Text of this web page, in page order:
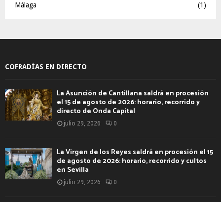
Málaga
(1)
COFRADÍAS EN DIRECTO
La Asunción de Cantillana saldrá en procesión
el 15 de agosto de 2026: horario, recorrido y
directo de Onda Capital
julio 29, 2026 0
La Virgen de los Reyes saldrá en procesión el 15
de agosto de 2026: horario, recorrido y cultos
en Sevilla
julio 29, 2026 0